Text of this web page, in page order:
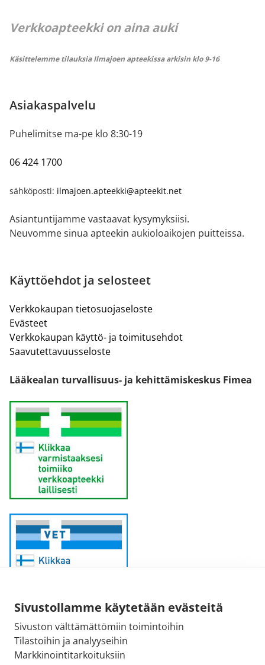
Sivustollamme käytetään evästeitä
Sivuston välttämättömiin toimintoihin
Tilastoihin ja analyyseihin
Markkinointitarkoituksiin
Verkkoapteekki on aina auki
Käsittelemme tilauksia Ilmajoen apteekissa arkisin klo 9-16
Asiakaspalvelu
Puhelimitse ma-pe klo 8:30-19
06 424 1700
sähköposti: ilmajoen.apteekki@apteekit.net
Asiantuntijamme vastaavat kysymyksiisi.
Neuvomme sinua apteekin aukioloaikojen puitteissa.
Käyttöehdot ja selosteet
Verkkokaupan tietosuojaseloste
Evästeet
Verkkokaupan käyttö- ja toimitusehdot
Saavutettavuusseloste
Lääkealan turvallisuus- ja kehittämiskeskus Fimea
Sähköpostiosoite:
kirjaamo@fimea.fi